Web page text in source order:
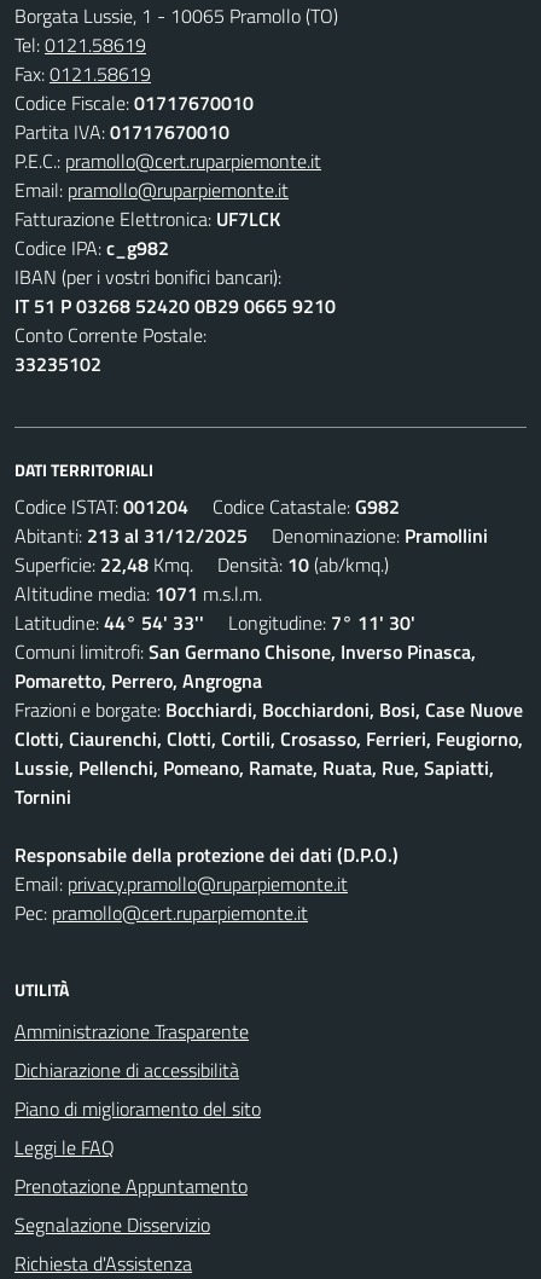
Borgata Lussie, 1 - 10065 Pramollo (TO)
Tel:0121.58619
Fax:0121.58619
Codice Fiscale:01717670010
Partita IVA:01717670010
P.E.C.: pramollo@cert.ruparpiemonte.it
Email: pramollo@ruparpiemonte.it
Fatturazione Elettronica: UF7LCK
Codice IPA:c_g982
IBAN (per i vostri bonifici bancari):
IT 51 P 03268 52420 0B29 0665 9210
Conto Corrente Postale:
33235102
DATI TERRITORIALI
Codice ISTAT:001204 Codice Catastale:G982
Abitanti: 213 al 31/12/2025 Denominazione: Pramollini
Superficie: 22,48 Kmq. Densità: 10(ab/kmq.)
Altitudine media: 1071 m.s.l.m.
Latitudine:44° 54' 33'' Longitudine: 7° 11' 30'
Comuni limitrofi:San Germano Chisone, Inverso Pinasca,
Pomaretto, Perrero, Angrogna
Frazioni e borgate: Bocchiardi, Bocchiardoni, Bosi, Case Nuove
Clotti, Ciaurenchi, Clotti, Cortili, Crosasso, Ferrieri, Feugiorno,
Lussie, Pellenchi, Pomeano, Ramate, Ruata, Rue, Sapiatti,
Tornini
Responsabile della protezione dei dati (D.P.O.)
Email: privacy.pramollo@ruparpiemonte.it
Pec: pramollo@cert.ruparpiemonte.it
UTILITÀ
Amministrazione Trasparente
Dichiarazione di accessibilità
Piano di miglioramento del sito
Leggi le FAQ
Prenotazione Appuntamento
Segnalazione Disservizio
Richiesta d'Assistenza